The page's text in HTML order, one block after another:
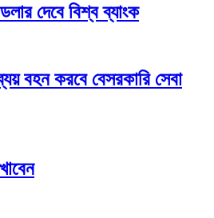
দেবে বিশ্ব ব্যাংক
বহন করবে বেসরকারি সেবা